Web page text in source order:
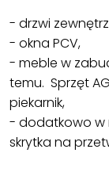
- drzwi
- okna PCV,
- meble w
temu. Sprzęt
piekarnik,
- dodatkowo w
skrytka na